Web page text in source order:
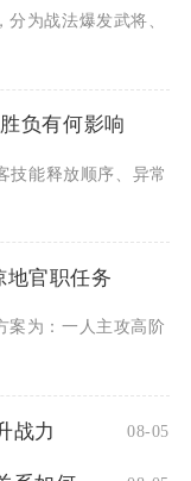
为战法爆发武将、
负有何影响
技能释放顺序、异常
地官职任务
案为：一人主攻高阶
战力 08-05